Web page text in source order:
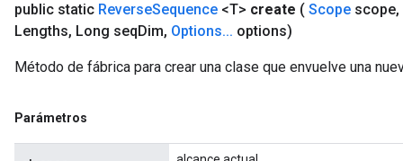
public static ReverseSequence <T> create ( Scope scope,
Lengths, Long seqDim, Options... options)
Método de fábrica para crear una clase que envuelve una
Parámetros